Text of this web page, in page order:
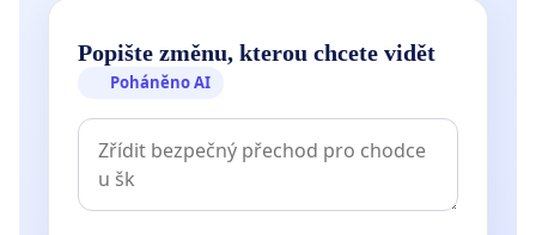
Popište změnu, kterou chcete vidět
Poháněno AI